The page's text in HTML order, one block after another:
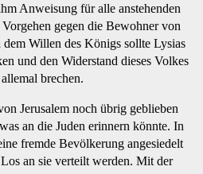
Anweisung für alle anstehenden
gegen die Bewohner von
dem Willen des Königs sollte Lysias
und den Widerstand dieses Volkes
brechen.
Jerusalem noch übrig geblieben
an die Juden erinnern könnte. In
fremde Bevölkerung angesiedelt
an sie verteilt werden. Mit der